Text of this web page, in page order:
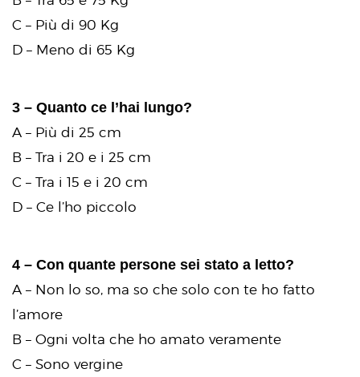
C – Più di 90 Kg
D – Meno di 65 Kg
3 – Quanto ce l’hai lungo?
A – Più di 25 cm
B – Tra i 20 e i 25 cm
C – Tra i 15 e i 20 cm
D – Ce l’ho piccolo
4 – Con quante persone sei stato a letto?
A – Non lo so, ma so che solo con te ho fatto
l’amore
B – Ogni volta che ho amato veramente
C – Sono vergine